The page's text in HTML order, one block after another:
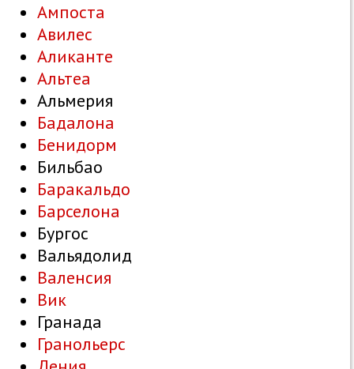
Ампоста
Авилес
Аликанте
Альтеа
Альмерия
Бадалона
Бенидорм
Бильбао
Баракальдо
Барселона
Бургос
Вальядолид
Валенсия
Вик
Гранада
Гранольерс